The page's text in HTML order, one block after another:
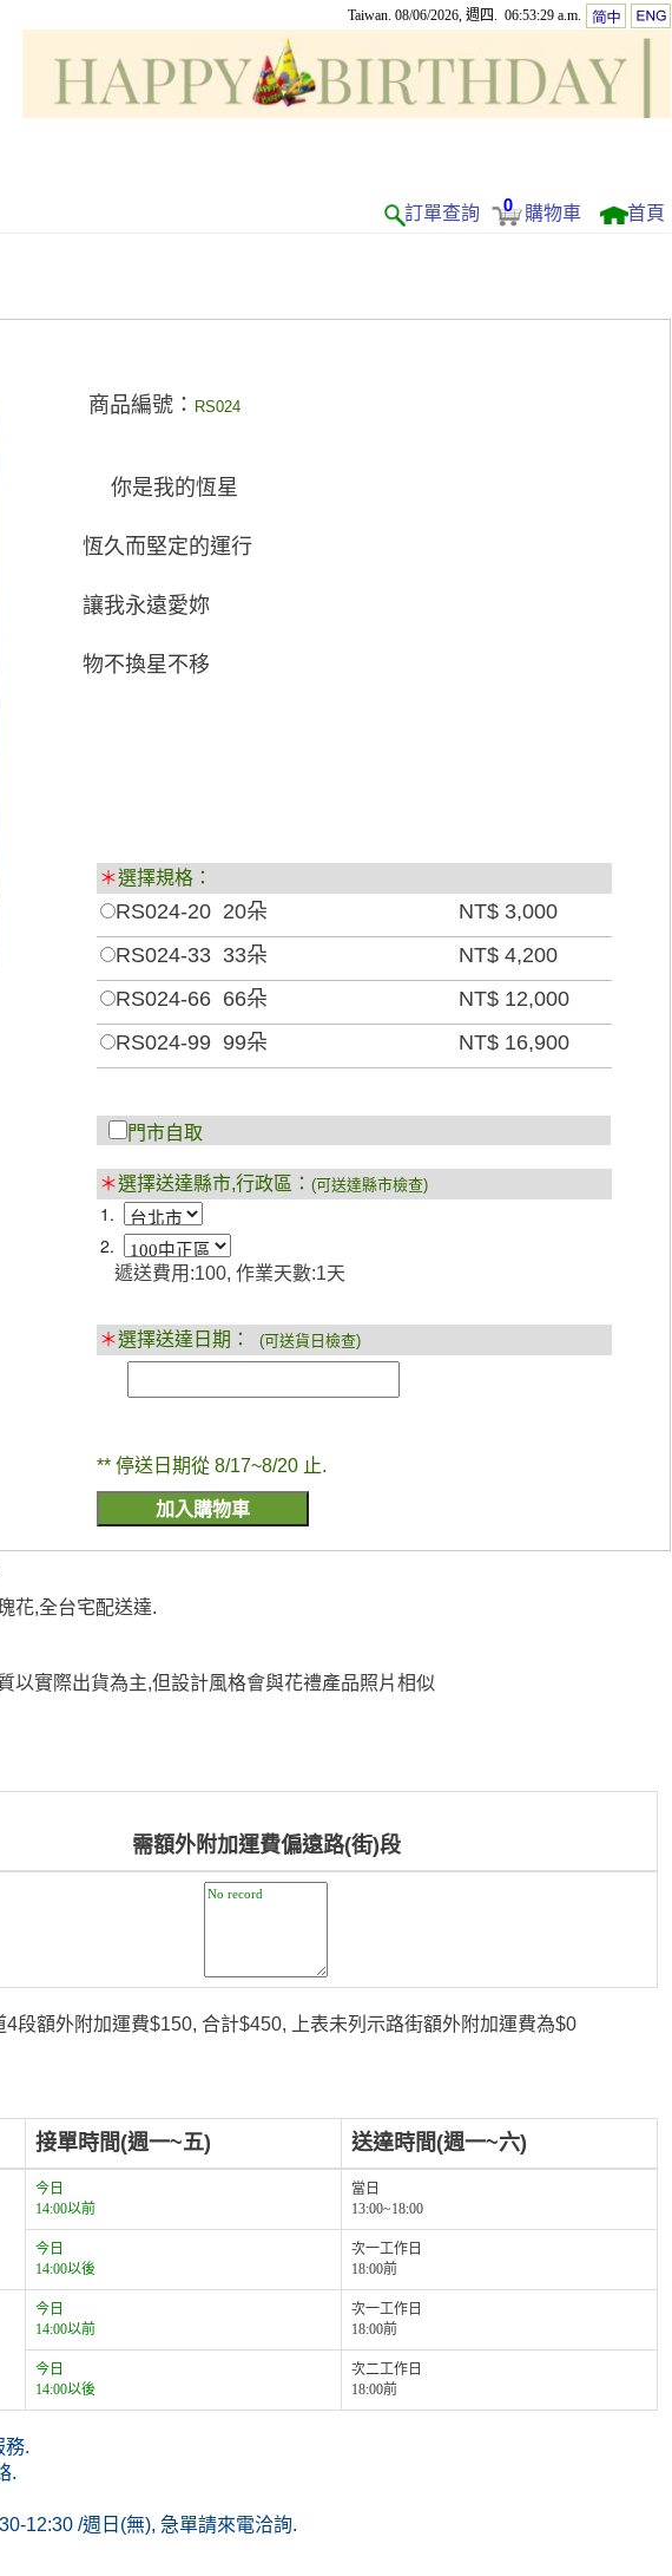
Taiwan. 08/06/2026, 週四. 06:53:29 a.m.
訂單查詢 0 購物車 首頁
商品編號： RS024
你是我的恆星
恆久而堅定的運行
讓我永遠愛妳
物不換星不移
＊選擇規格：
RS024-20 20朵
NT$ 3,000
RS024-33 33朵
NT$ 4,200
RS024-66 66朵
NT$ 12,000
RS024-99 99朵
NT$ 16,900
門市自取
＊選擇送達縣市,行政區： (可送達縣市檢查)
1.
2.
遞送費用:100, 作業天數:1天
＊選擇送達日期： (可送貨日檢查)
** 停送日期從 8/17~8/20 止.
花,全台宅配送達.
以實際出貨為主,但設計風格會與花禮產品照片相似
需額外附加運費偏遠路(街)段
段額外附加運費$150, 合計$450, 上表未列示路街額外附加運費為$0
接單時間(週一~五) 送達時間(週一~六)
今日
14:00以前
當日
13:00~18:00
今日
14:00以後
次一工作日
18:00前
今日
14:00以前
次一工作日
18:00前
今日
14:00以後
次二工作日
18:00前
務.
.
12:30 /週日(無), 急單請來電洽詢.